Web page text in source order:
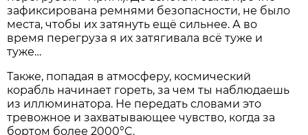
зафиксирована ремнями безопасности, не было
места, чтобы их затянуть ещё сильнее. А во
время перегруза я их затягивала всё туже и
туже…
Также, попадая в атмосферу, космический
корабль начинает гореть, за чем ты наблюдаешь
из иллюминатора. Не передать словами это
тревожное и захватывающее чувство, когда за
бортом более 2000°C.